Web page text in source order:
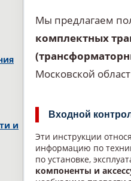
и
Мы предлагаем
комплектных
Московской
Входной
Эти инструкции
информацию по
по установке,
компоненты и